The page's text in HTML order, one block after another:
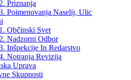
Priznanja
Poimenovanja Naselij, Ulic
Občinski Svet
Nadzorni Odbor
Inšpekcije In Redarstvo
Notranja Revizija
Uprava
Skupnosti